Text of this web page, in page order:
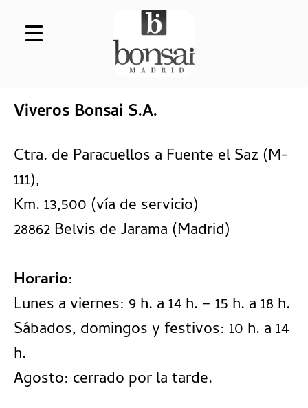
Saltar al contenido
Viveros Bonsai S.A.
Ctra. de Paracuellos a Fuente el Saz (M-
111),
Km. 13,500 (vía de servicio)
28862 Belvis de Jarama (Madrid)
Horario:
Lunes a viernes: 9 h. a 14 h. – 15 h. a 18 h.
Sábados, domingos y festivos: 10 h. a 14
h.
Agosto: cerrado por la tarde.